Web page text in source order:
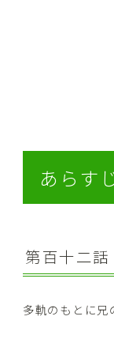
あらす
第百十二話
多軌のもとに兄